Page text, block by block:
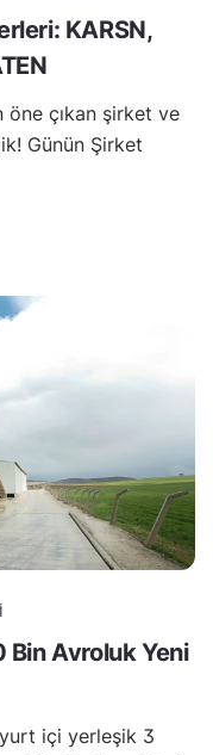
KARSN,
çıkan şirket ve
Günün Şirket
Avroluk Yeni
içi yerleşik 3